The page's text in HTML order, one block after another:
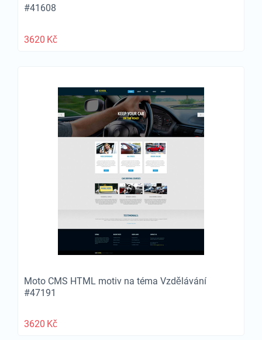
#41608
3620 Kč
Moto CMS HTML motiv na téma Vzdělávání
#47191
3620 Kč